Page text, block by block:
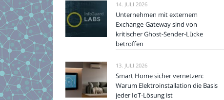
14. JULI 2026
Unternehmen mit externem
Exchange-Gateway sind von
kritischer Ghost-Sender-Lücke
betroffen
13. JULI 2026
Smart Home sicher vernetzen:
Warum Elektroinstallation die Basis
jeder IoT-Lösung ist